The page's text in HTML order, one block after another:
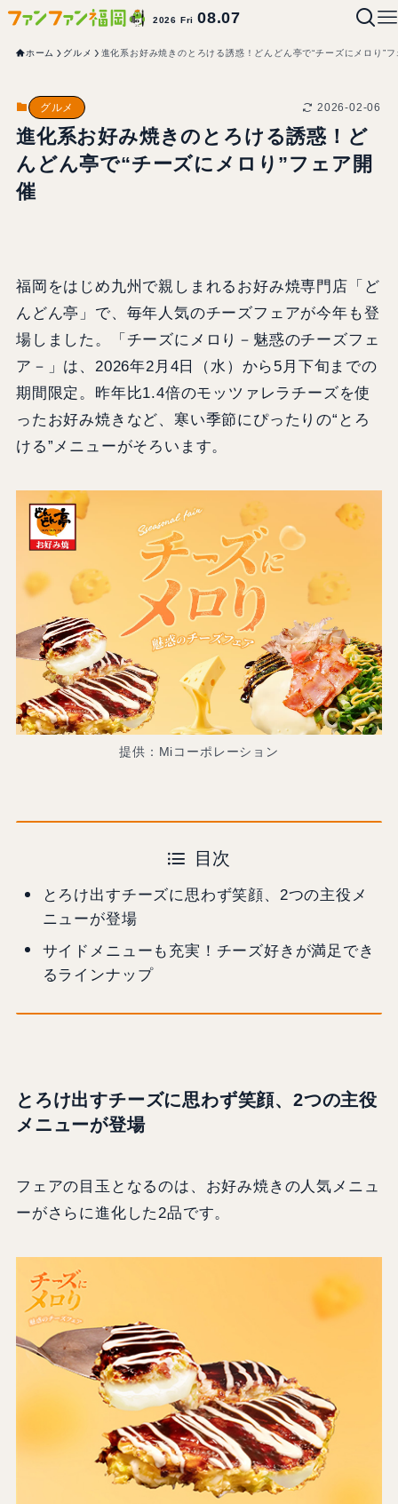
2026 Fri08.07
ホーム グルメ 進化系お好み焼きのとろける誘惑！どんどん亭で“チーズにメロり”
グルメ 2026-02-06
進化系お好み焼きのとろける誘惑！ど
んどん亭で“チーズにメロり”フェア開
催
福岡をはじめ九州で親しまれるお好み焼専門店「ど
んどん亭」で、毎年人気のチーズフェアが今年も登
場しました。「チーズにメロり－魅惑のチーズフェ
ア－」は、2026年2月4日（水）から5月下旬までの
期間限定。昨年比1.4倍のモッツァレラチーズを使
ったお好み焼きなど、寒い季節にぴったりの“とろ
ける”メニューがそろいます。
提供：Miコーポレーション
目次
とろけ出すチーズに思わず笑顔、2つの主役メ
ニューが登場
サイドメニューも充実！チーズ好きが満足でき
るラインナップ
とろけ出すチーズに思わず笑顔、2つの主役
メニューが登場
フェアの目玉となるのは、お好み焼きの人気メニュ
ーがさらに進化した2品です。